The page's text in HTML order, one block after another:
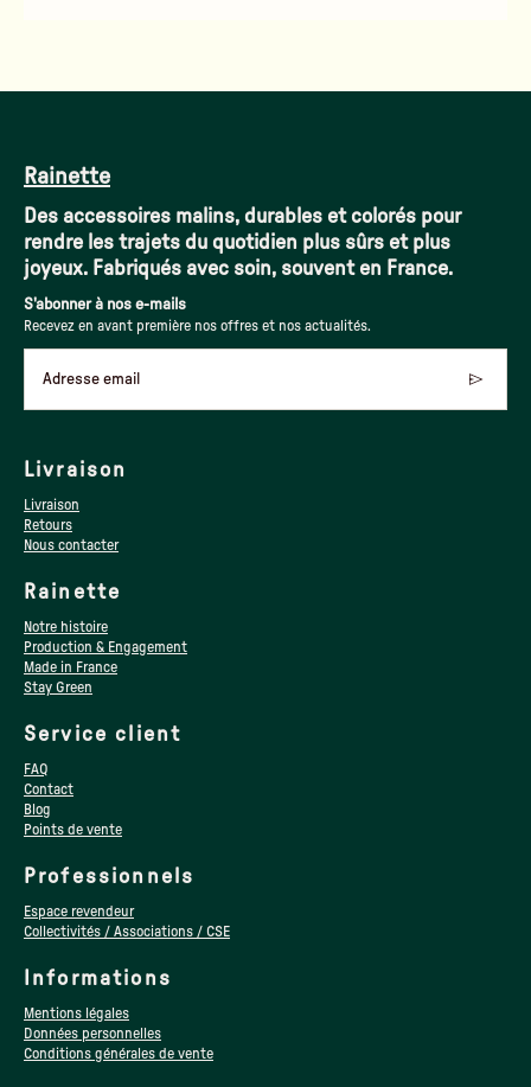
Rainette
Des accessoires malins, durables et colorés pour
rendre les trajets du quotidien plus sûrs et plus
joyeux. Fabriqués avec soin, souvent en France.
S'abonner à nos e-mails
Recevez en avant première nos offres et nos actualités.
Adresse email
Livraison
Livraison
Retours
Nous contacter
Rainette
Notre histoire
Production & Engagement
Made in France
Stay Green
Service client
FAQ
Contact
Blog
Points de vente
Professionnels
Espace revendeur
Collectivités / Associations / CSE
Informations
Mentions légales
Données personnelles
Conditions générales de vente